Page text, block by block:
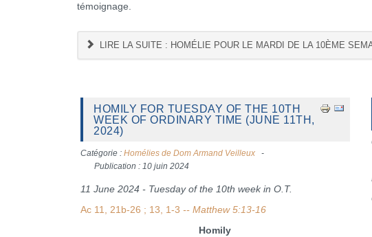
témoignage.
LIRE LA SUITE : HOMÉLIE POUR LE MARDI DE LA 10ÈME
HOMILY FOR TUESDAY OF THE 10TH
WEEK OF ORDINARY TIME (JUNE 11TH,
2024)
Catégorie : Homélies de Dom Armand Veilleux
Publication : 10 juin 2024
11 June 2024 - Tuesday of the 10th week in O.T.
Ac 11, 21b-26 ; 13, 1-3 -- Matthew 5:13-16
Homily